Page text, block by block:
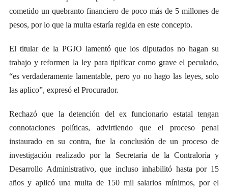
cometido un quebranto financiero de poco más de 5 millones de
pesos, por lo que la multa estaría regida en este concepto.
El titular de la PGJO lamentó que los diputados no hagan su
trabajo y reformen la ley para tipificar como grave el peculado,
“es verdaderamente lamentable, pero yo no hago las leyes, solo
las aplico”, expresó el Procurador.
Rechazó que la detención del ex funcionario estatal tengan
connotaciones políticas, advirtiendo que el proceso penal
instaurado en su contra, fue la conclusión de un proceso de
investigación realizado por la Secretaría de la Contraloría y
Desarrollo Administrativo, que incluso inhabilitó hasta por 15
años y aplicó una multa de 150 mil salarios mínimos, por el